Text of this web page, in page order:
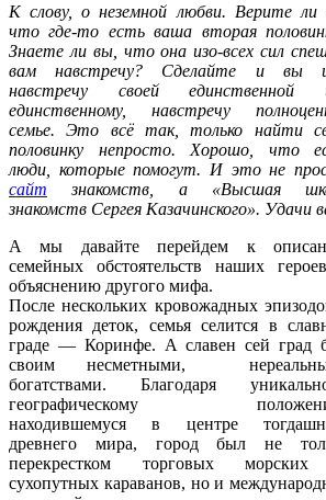
К слову, о неземной любви. Верите ли
что где-то есть ваша вторая
Знаете ли вы, что она изо-всех сил
вам навстречу? Сделайте и вы
навстречу своей единственной
единственному, навстречу
семье. Это всё так, только найти
половинку непросто. Хорошо, что
люди, которые помогут. И это не
сайт знакомств, а «Высшая
знакомств Сергея Казачинского». Удачи
А мы давайте перейдем к
семейных обстоятельств наших
объяснению другого мифа.
После нескольких кровожадных
рождения деток, семья селится в
граде — Коринфе. А славен сей град
своим несметными,
богатствами. Благодаря
географическому
находившемуся в центре
древнего мира, город был не
перекрестком торговых
сухопутных караванов, но и